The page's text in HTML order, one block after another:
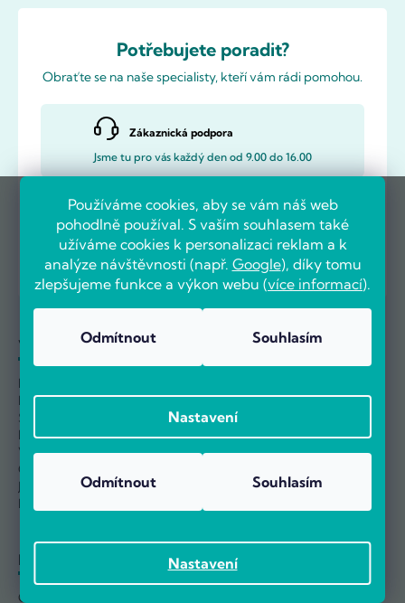
Používáme cookies, aby se vám náš web
pohodlně používal. S vaším souhlasem také
užíváme cookies k personalizaci reklam a k
analýze návštěvnosti (např. Google), díky tomu
zlepšujeme funkce a výkon webu (více informací).
Nastavení
Odmítnout Souhlasím
Nastavení
Odmítnout Souhlasím
Potřebujete poradit?
Obraťte se na naše specialisty, kteří vám rádi pomohou.
Zákaznická podpora
Jsme tu pro vás každý den od 9.00 do 16.00
info@pocitarna.cz
ZÁKAZNICKÉ CENTRUM
534 009 009
ZÁKAZNICKÉ CENTRUM
Vše o nákupu
Možnosti dopravy
Možnosti platby
Splátkový prodej
Průvodce reklamací
Výměna a vrácení
Odstoupit od smlouvy
Jak nakupovat
Nejčastější dotazy
O Počítárně
Naše prodejna
Reference
Velkoobchod
Informace
Obchodní podmínky